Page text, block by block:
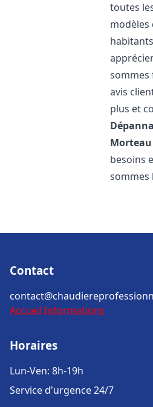
toutes
modèles
sommes
avis
plus et
Morteau
besoins
sommes
Contact
Accueil Informations
Horaires
Lun-Ven: 8h-19h
Service d'urgence 24/7